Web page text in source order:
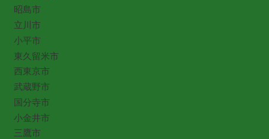
昭島市
立川市
小平市
東久留米市
西東京市
武蔵野市
国分寺市
小金井市
三鷹市